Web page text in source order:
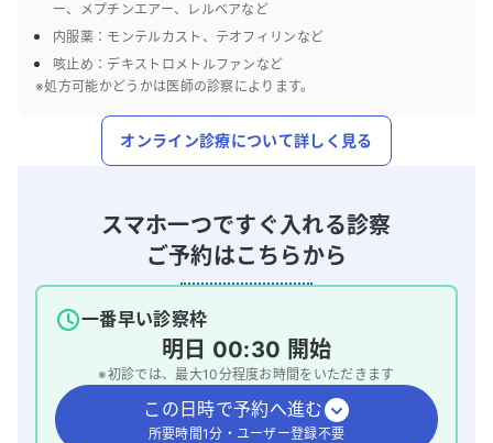
ー、メプチンエアー、レルベアなど
内服薬：モンテルカスト、テオフィリンなど
咳止め：デキストロメトルファンなど
※処方可能かどうかは医師の診察によります。
オンライン診療について詳しく見る
スマホ一つですぐ入れる診察
ご予約はこちらから
一番早い診察枠
明日 00:30 開始
※初診では、最大10分程度お時間をいただきます
この日時で予約へ進む
所要時間1分・ユーザー登録不要